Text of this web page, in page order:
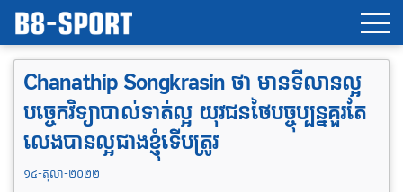
Chanathip Songkrasin ថា មានទីលានល្អ
បច្ចេកវិទ្យាបាល់ទាត់ល្អ យុវជនថៃបច្ចុប្បន្នគួរតែ
លេង​បាន​ល្អជាងខ្ញុំទើបត្រូវ
១៤-តុលា-២០២២